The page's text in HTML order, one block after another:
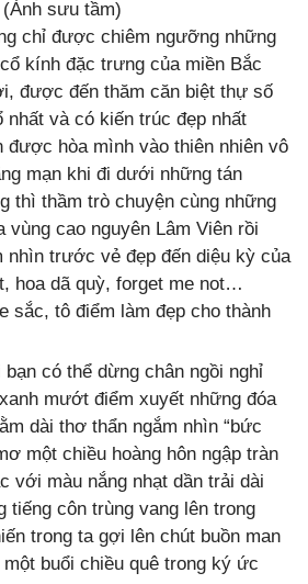
(Ảnh sưu tầm)
chỉ được chiêm ngưỡng những
kính đặc trưng của miền Bắc
được đến thăm căn biệt thự số
và có kiến trúc đẹp nhất
được hòa mình vào thiên nhiên vô
mạn khi đi dưới những tán
thì thầm trò chuyện cùng những
vùng cao nguyên Lâm Viên rồi
nhìn trước vẻ đẹp đến diệu kỳ của
hoa dã quỳ, forget me not…
sắc, tô điểm làm đẹp cho thành
có thể dừng chân ngồi nghỉ
mướt điểm xuyết những đóa
dài thơ thẩn ngắm nhìn “bức
một chiều hoàng hôn ngập tràn
với màu nắng nhạt dần trải dài
tiếng côn trùng vang lên trong
trong ta gợi lên chút buồn man
buổi chiều quê trong ký ức